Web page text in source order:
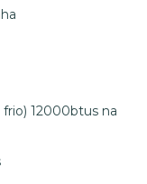
frio) 12000btus na